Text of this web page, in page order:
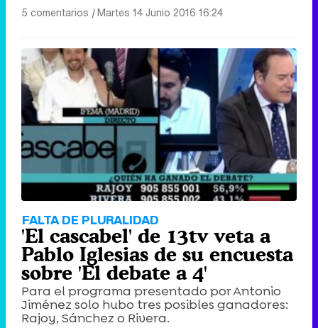
5 comentarios |Martes 14 Junio 2016 16:24
FALTA DE PLURALIDAD
'El cascabel' de 13tv veta a
Pablo Iglesias de su encuesta
sobre 'El debate a 4'
Para el programa presentado por Antonio
Jiménez solo hubo tres posibles ganadores:
Rajoy, Sánchez o Rivera.